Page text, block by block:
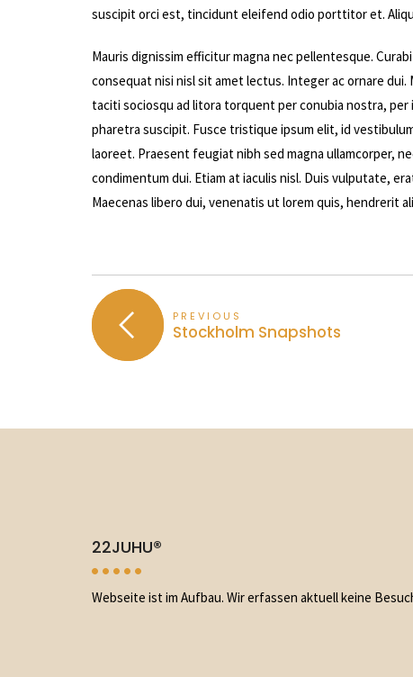
suscipit orci est, tincidunt eleifend odio porttitor et.
Mauris dignissim efficitur magna nec pellentesque.
consequat nisi nisl sit amet lectus. Integer ac ornare
taciti sociosqu ad litora torquent per conubia nostra,
pharetra suscipit. Fusce tristique ipsum elit, id
laoreet. Praesent feugiat nibh sed magna ullamcorper,
condimentum dui. Etiam at iaculis nisl. Duis vulputate,
Maecenas libero dui, venenatis ut lorem quis, hendrerit
PREVIOUS
Stockholm Snapshots
22JUHU®
Webseite ist im Aufbau. Wir erfassen aktuell keine